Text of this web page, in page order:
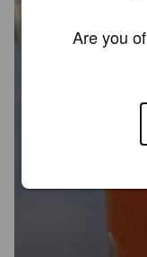
Are you